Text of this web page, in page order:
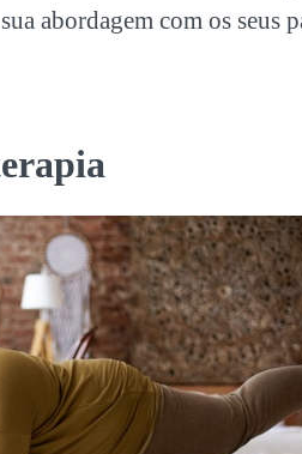
abordagem com os seus